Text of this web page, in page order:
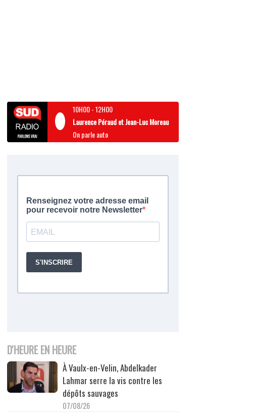
10H00-12H00
Laurence Péraud et Jean-Luc Moreau
On parle auto
D'HEURE EN HEURE
À Vaulx-en-Velin, Abdelkader
Lahmar serre la vis contre les
dépôts sauvages
07/08/26